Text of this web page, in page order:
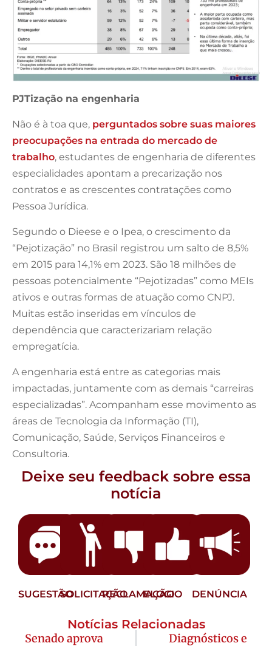
PJTização na engenharia
Não é à toa que, perguntados sobre suas maiores
preocupações na entrada do mercado de
trabalho, estudantes de engenharia de diferentes
especialidades apontam a precarização nos
contratos e as crescentes contratações como
Pessoa Jurídica.
Segundo o Dieese e o Ipea, o crescimento da
“Pejotização” no Brasil registrou um salto de 8,5%
em 2015 para 14,1% em 2023. São 18 milhões de
pessoas potencialmente “Pejotizadas” como MEIs
ativos e outras formas de atuação como CNPJ.
Muitas estão inseridas em vínculos de
dependência que caracterizariam relação
empregatícia.
A engenharia está entre as categorias mais
impactadas, juntamente com as demais “carreiras
especializadas”. Acompanham esse movimento as
áreas de Tecnologia da Informação (TI),
Comunicação, Saúde, Serviços Financeiros e
Consultoria.
Deixe seu feedback sobre essa
notícia
SUGESTÃOSOLICITAÇÃORECLAMAÇÃO
ELOGIO DENÚNCIA
Notícias Relacionadas
Senado aprova
Diagnósticos e